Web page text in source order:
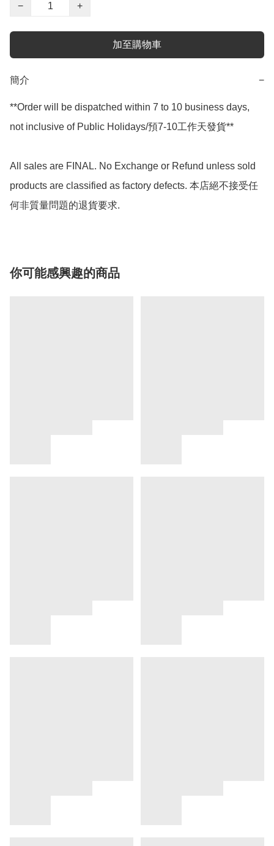
−
+
加至購物車
簡介 −
**Order will be dispatched within 7 to 10 business days,
not inclusive of Public Holidays/預7-10工作天發貨**
All sales are FINAL. No Exchange or Refund unless sold
products are classified as factory defects. 本店絕不接受任
何非質量問題的退貨要求.
你可能感興趣的商品